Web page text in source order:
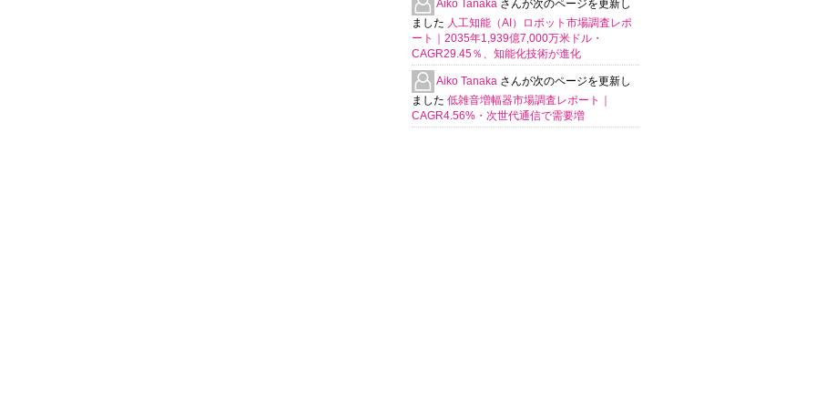
Aiko Tanaka さんが次のページを更新し
ました 人工知能（AI）ロボット市場調査レポ
ート｜2035年1,939億7,000万米ドル・
CAGR29.45％、知能化技術が進化
Aiko Tanaka さんが次のページを更新し
ました 低雑音増幅器市場調査レポート｜
CAGR4.56%・次世代通信で需要増